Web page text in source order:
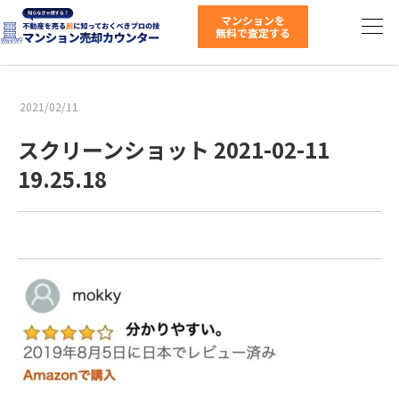
2021/02/11
スクリーンショット 2021-02-11
19.25.18